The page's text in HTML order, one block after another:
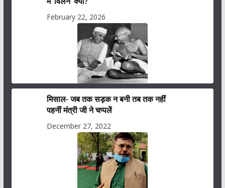
February 22, 2026
मिसाल- जब तक सड़क न बनी तब तक नहीं
पहनीं मंत्री जी ने चप्पलें
December 27, 2022